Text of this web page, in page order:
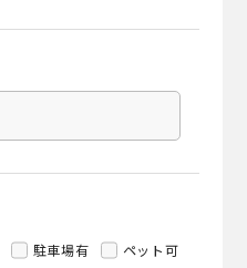
駐車場有 ペット可